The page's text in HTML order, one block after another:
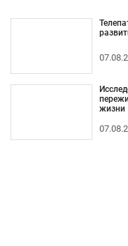
жизни